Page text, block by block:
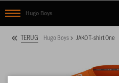
Hugo Boys
TERUG Hugo Boys JAKO T-shirt One